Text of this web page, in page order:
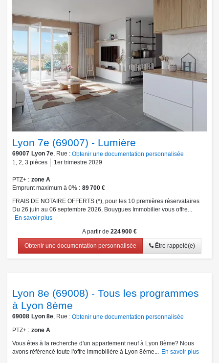
Lyon 7e (69007) - Lumière
69007 Lyon 7e , Rue : Obtenir une documentation personnalisée
1
2 3 pièces 1er trimestre 2029
PTZ+
zone A
Emprunt maximum à 0%
89 700 €
FRAIS DE NOTAIRE OFFERTS (*), pour les 10 premières réservataires
Du 26 juin au 06 septembre 2026, Bouygues Immobilier vous offre...
En savoir plus
A partir de 224 900 €
Obtenir une documentation personnalisée Être rappelé(e)
Lyon 8e (69008) - Tous les programmes
à Lyon 8ème
69008 Lyon 8e , Rue : Obtenir une documentation personnalisée
PTZ+
zone A
Vous êtes à la recherche d'un appartement neuf à Lyon 8ème? Nous
avons référencé toute l'offre immobilière à Lyon 8ème...
En savoir plus